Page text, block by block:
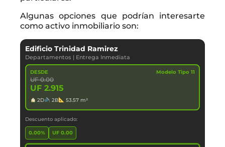
Algunas opciones que podrían interesarte
como activo inmobiliario son:
Edificio Trinidad Ramirez
Departamentos | Entrega Inmediata
DESDE Modelo Tipo 11
UF 0.00
UF 2.915
2D 2B 53.57 m²
Descuento aplicado:
0.00% UF 0.00